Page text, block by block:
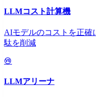
LLMコスト計算機
AIモデルのコストを正確
駄を削減
LLMアリーナ